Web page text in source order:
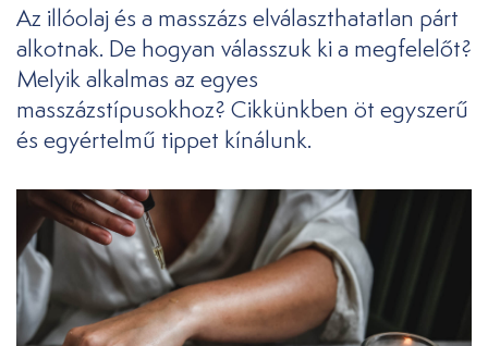
Az illóolaj és a masszázs elválaszthatatlan párt
alkotnak. De hogyan válasszuk ki a megfelelőt?
Melyik alkalmas az egyes
masszázstípusokhoz? Cikkünkben öt egyszerű
és egyértelmű tippet kínálunk.